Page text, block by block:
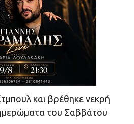
και βρέθηκε νεκρή
του Σαββάτου